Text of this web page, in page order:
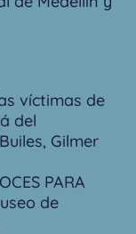
víctimas de
del
Gilmer
PARA
de